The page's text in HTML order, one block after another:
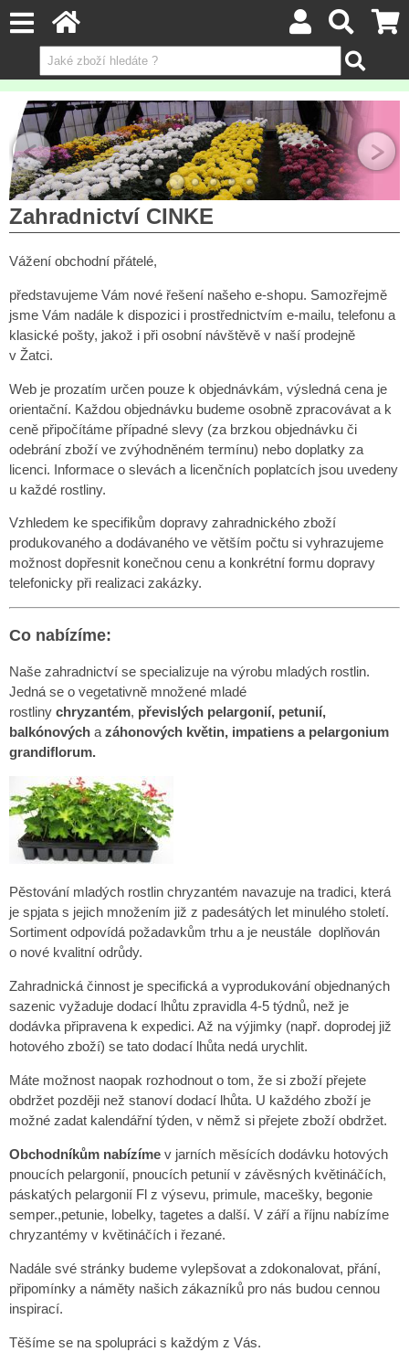
Zahradnictví CINKE
Vážení obchodní přátelé,
představujeme Vám nové řešení našeho e-shopu. Samozřejmě
jsme Vám nadále k dispozici i prostřednictvím e-mailu, telefonu a
klasické pošty, jakož i při osobní návštěvě v naší prodejně
v Žatci.
Web je prozatím určen pouze k objednávkám, výsledná cena je
orientační. Každou objednávku budeme osobně zpracovávat a k
ceně připočítáme případné slevy (za brzkou objednávku či
odebrání zboží ve zvýhodněném termínu) nebo doplatky za
licenci. Informace o slevách a licenčních poplatcích jsou uvedeny
u každé rostliny.
Vzhledem ke specifikům dopravy zahradnického zboží
produkovaného a dodávaného ve větším počtu si vyhrazujeme
možnost dopřesnit konečnou cenu a konkrétní formu dopravy
telefonicky při realizaci zakázky.
Co nabízíme:
Naše zahradnictví se specializuje na výrobu mladých rostlin.
Jedná se o vegetativně množené mladé
rostliny chryzantém, převislých pelargonií, petunií,
balkónových a záhonových květin, impatiens a pelargonium
grandiflorum.
Pěstování mladých rostlin chryzantém navazuje na tradici, která
je spjata s jejich množením již z padesátých let minulého století.
Sortiment odpovídá požadavkům trhu a je neustále doplňován
o nové kvalitní odrůdy.
Zahradnická činnost je specifická a vyprodukování objednaných
sazenic vyžaduje dodací lhůtu zpravidla 4-5 týdnů, než je
dodávka připravena k expedici. Až na výjimky (např. doprodej již
hotového zboží) se tato dodací lhůta nedá urychlit.
Máte možnost naopak rozhodnout o tom, že si zboží přejete
obdržet později než stanoví dodací lhůta. U každého zboží je
možné zadat kalendářní týden, v němž si přejete zboží obdržet.
Obchodníkům nabízíme v jarních měsících dodávku hotových
pnoucích pelargonií, pnoucích petunií v závěsných květináčích,
páskatých pelargonií Fl z výsevu, primule, macešky, begonie
semper.,petunie, lobelky, tagetes a další. V září a říjnu nabízíme
chryzantémy v květináčích i řezané.
Nadále své stránky budeme vylepšovat a zdokonalovat, přání,
připomínky a náměty našich zákazníků pro nás budou cennou
inspirací.
Těšíme se na spolupráci s každým z Vás.